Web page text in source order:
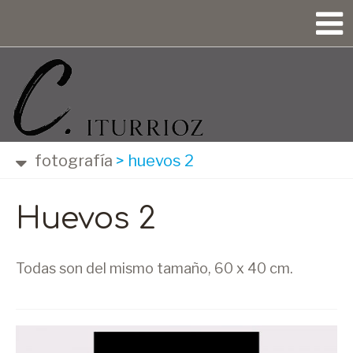
fotografía > huevos 2
Huevos 2
Todas son del mismo tamaño, 60 x 40 cm.